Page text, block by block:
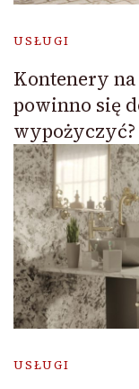
USŁUGI
Kontenery
powinno się
wypożyczyć?
USŁUGI